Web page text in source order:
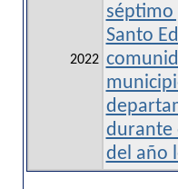
2022
séptimo
Santo
durante
del año